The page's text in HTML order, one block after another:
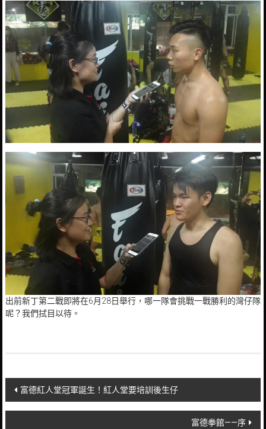
出前新丁第二戰即將在6月28日舉行，哪一隊會挑戰一戰勝利的灣仔隊
呢？我們拭目以待。
Post
navigation
富德紅人堂冠軍誕生！紅人堂要培訓後生仔
富德拳館——序